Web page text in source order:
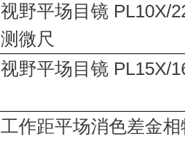
野平场目镜 PL10X/
微尺
野平场目镜 PL15X/
作距平场消色差金